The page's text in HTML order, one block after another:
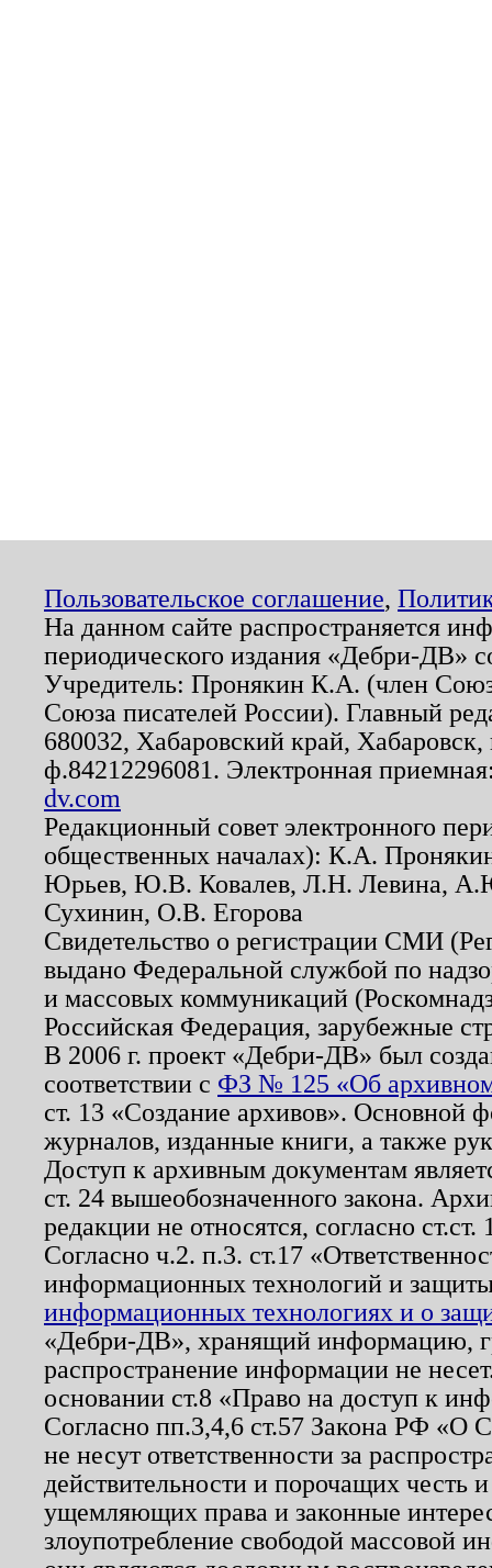
Пользовательское соглашение,
На данном сайте распространяется
периодического издания «Дебри-ДВ»
Учредитель: Пронякин К.А. (член
Союза писателей России). Главный
680032, Хабаровский край,
ф.84212296081. Электронная
dv.com
Редакционный совет электронного
общественных началах): К.А.
Юрьев, Ю.В. Ковалев, Л.Н. Левина,
Сухинин, О.В. Егорова
Свидетельство о регистрации СМИ
выдано Федеральной службой по
и массовых коммуникаций
Российская Федерация, зарубежные
В 2006 г. проект «Дебри-ДВ» был
соответствии с ФЗ № 125 «Об
ст. 13 «Создание архивов». Основной
журналов, изданные книги, а также
Доступ к архивным документам
ст. 24 вышеобозначенного закона.
редакции не относятся, согласно
Согласно ч.2. п.3. ст.17
информационных технологий и
информационных технологиях и о
«Дебри-ДВ», хранящий информацию,
распространение информации не
основании ст.8 «Право на доступ к
Согласно пп.3,4,6 ст.57 Закона РФ «О
не несут ответственности за
действительности и порочащих честь
ущемляющих права и законные
злоупотребление свободой массовой